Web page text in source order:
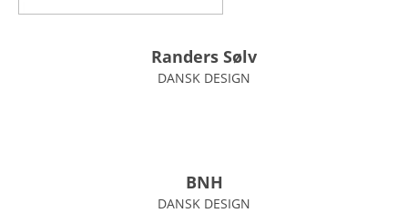
Randers Sølv
DANSK DESIGN
BNH
DANSK DESIGN